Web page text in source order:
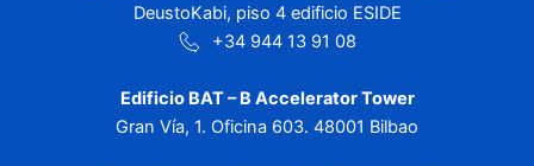
DeustoKabi, piso 4 edificio ESIDE
+34 944 13 91 08
Edificio BAT – B Accelerator Tower
Gran Vía, 1. Oficina 603. 48001 Bilbao